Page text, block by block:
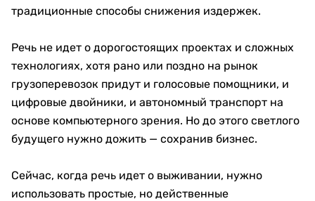
традиционные способы снижения издержек.
Речь не идет о дорогостоящих проектах и сложных
технологиях, хотя рано или поздно на рынок
грузоперевозок придут и голосовые помощники, и
цифровые двойники, и автономный транспорт на
основе компьютерного зрения. Но до этого светлого
будущего нужно дожить — сохранив бизнес.
Сейчас, когда речь идет о выживании, нужно
использовать простые, но действенные